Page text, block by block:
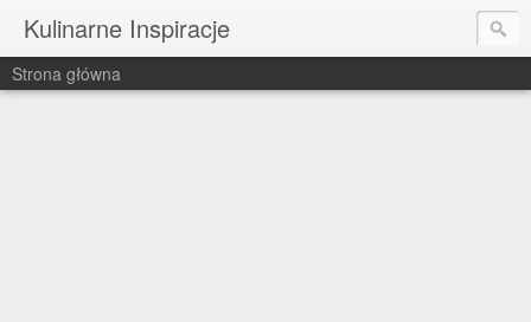
Kulinarne Inspiracje
Strona główna